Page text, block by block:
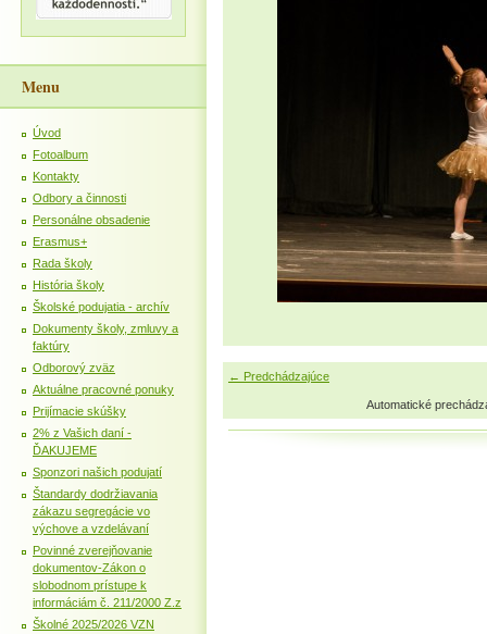
← Predchádzajúce
Automatické
Menu
Úvod
Fotoalbum
Kontakty
Odbory a činnosti
Personálne obsadenie
Erasmus+
Rada školy
História školy
Školské podujatia - archív
Dokumenty školy, zmluvy a
faktúry
Odborový zväz
Aktuálne pracovné ponuky
Prijímacie skúšky
2% z Vašich daní -
ĎAKUJEME
Sponzori našich podujatí
Štandardy dodržiavania
zákazu segregácie vo
výchove a vzdelávaní
Povinné zverejňovanie
dokumentov-Zákon o
slobodnom prístupe k
informáciám č. 211/2000 Z.z
Školné 2025/2026 VZN